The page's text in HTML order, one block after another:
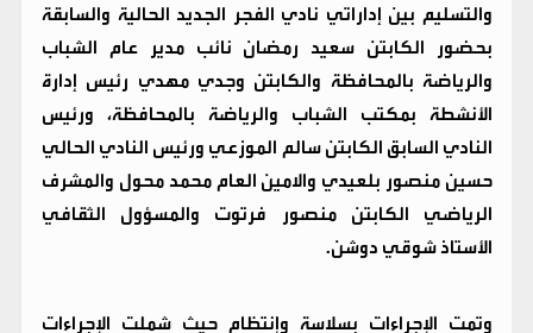
والتسليم بين إداراتي نادي الفجر الجديد الحالية والسابقة
بحضور الكابتن سعيد رمضان نائب مدير عام الشباب
والرياضة بالمحافظة والكابتن وجدي مهدي رئيس إدارة
الأنشطة بمكتب الشباب والرياضة بالمحافظة، ورئيس
النادي السابق الكابتن سالم الموزعي ورئيس النادي الحالي
حسين منصور بلعيدي والامين العام محمد محول والمشرف
الرياضي الكابتن منصور فرتوت والمسؤول الثقافي
الأستاذ شوقي دوشن.
وتمت الإجراءات بسلاسة وإنتظام حيث شملت الإجراءات